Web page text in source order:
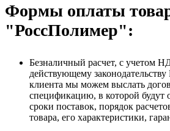
Формы оплаты
"РоссПолимер":
Безналичный расчет, с учетом
действующему
клиента мы можем выслать
спецификацию, в которой будут
сроки поставок, порядок
товара, его характеристики,